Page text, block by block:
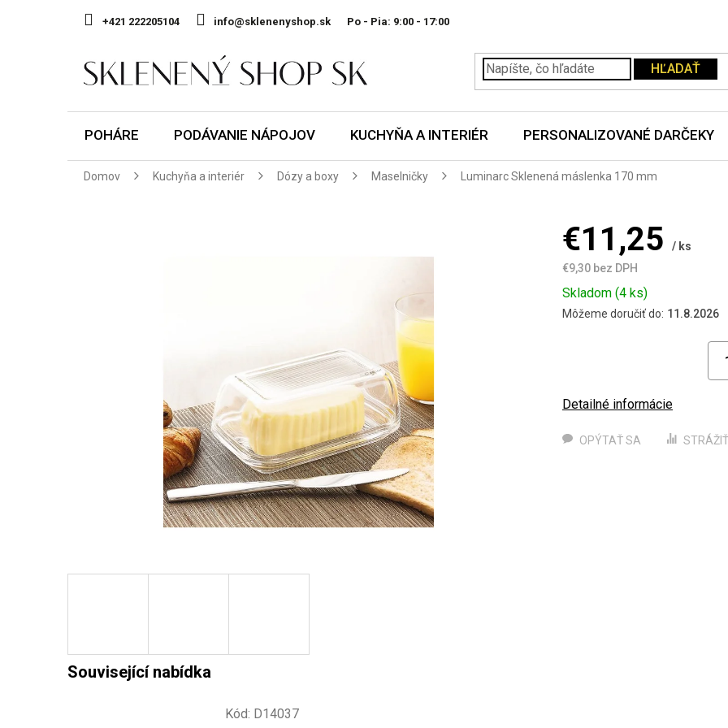
+421 222205104 info@sklenenyshop.sk Po - Pia:
HĽADAŤ
POHÁRE PODÁVANIE NÁPOJOV KUCHYŇA A INTERIÉR PERSONALIZOVANÉ DARČEKY
Domov Kuchyňa a interiér Dózy a boxy Maselničky Luminarc Sklenená máslenka 170 mm
€11,25
/ ks
€9,30 bez DPH
Jednotková
cena:
Skladom (4 ks)
Môžeme doručiť do: 11.8.2026
Detailné informácie
OPÝTAŤ SA
Kód: D14037